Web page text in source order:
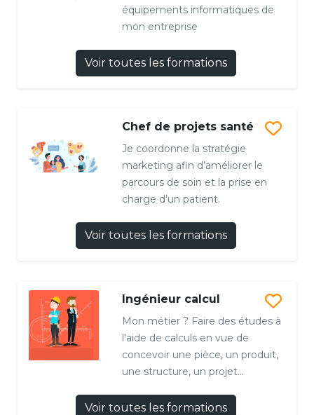
équipements informatiques de
mon entreprise
Voir toutes les formations
Chef de projets santé
Je coordonne la stratégie
marketing afin d’améliorer le
parcours de soin et la prise en
charge d’un patient.
Voir toutes les formations
Ingénieur calcul
Mon métier ? Faire des études à
l'aide de calculs en vue de
concevoir une pièce, un produit,
une structure, un projet...
Voir toutes les formations